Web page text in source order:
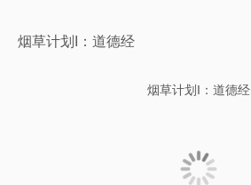
烟草计划I：道德经
烟草计划I：道德经